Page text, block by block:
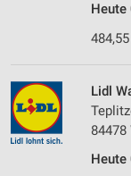
Heute
Lidl
84478
Heute